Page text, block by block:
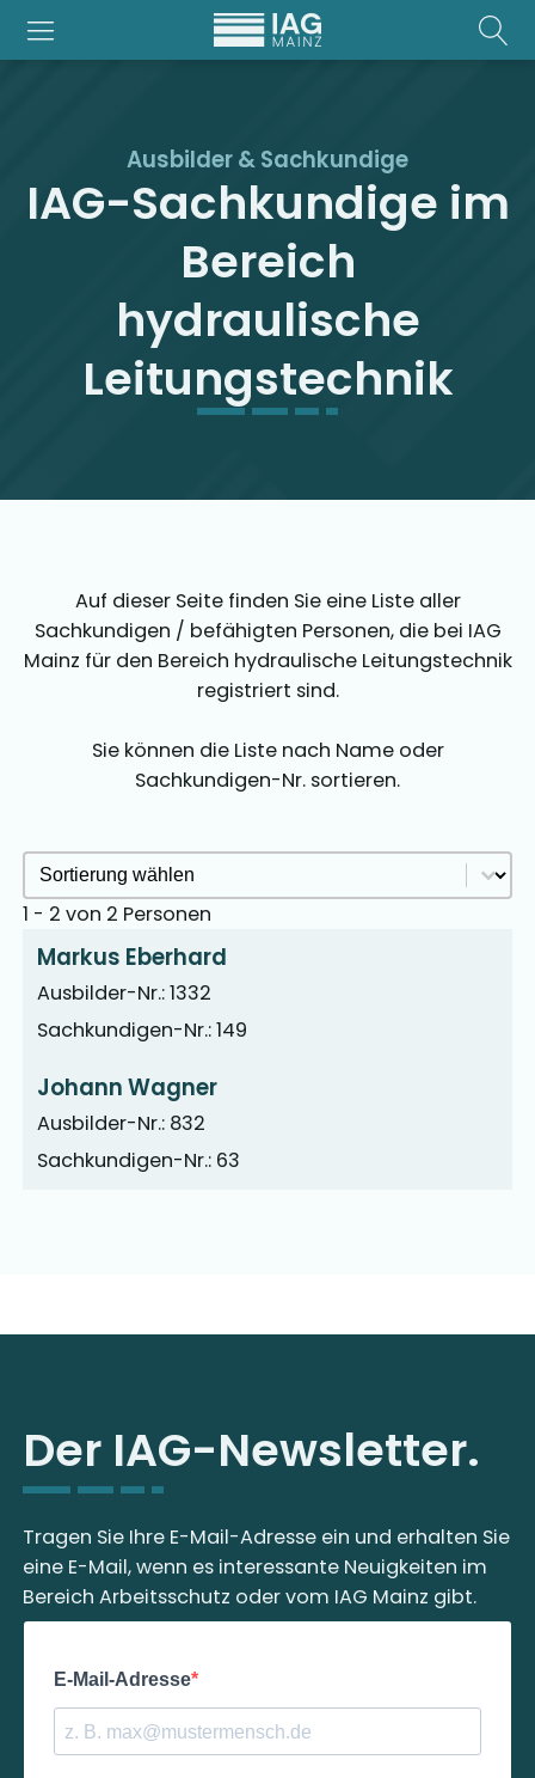
Ausbilder & Sachkundige
IAG-Sachkundige im
Bereich
hydraulische
Leitungstechnik
Auf dieser Seite finden Sie eine Liste aller
Sachkundigen / befähigten Personen, die bei IAG
Mainz für den Bereich hydraulische Leitungstechnik
registriert sind.
Sie können die Liste nach Name oder
Sachkundigen-Nr. sortieren.
1 - 2 von 2 Personen
Sachkundige Sortieren Archive
Sort content
Markus Eberhard
Ausbilder-Nr.: 1332
Sachkundigen-Nr.: 149
Johann Wagner
Ausbilder-Nr.: 832
Sachkundigen-Nr.: 63
Der IAG-Newsletter.
Tragen Sie Ihre E-Mail-Adresse ein und erhalten Sie
eine E-Mail, wenn es interessante Neuigkeiten im
Bereich Arbeitsschutz oder vom IAG Mainz gibt.